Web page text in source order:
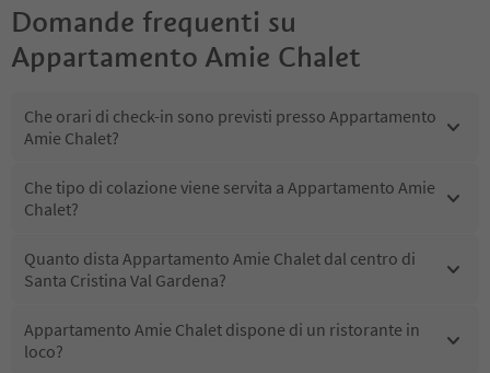
Domande frequenti su
Appartamento Amie Chalet
Che orari di check-in sono previsti presso Appartamento
Amie Chalet?
Che tipo di colazione viene servita a Appartamento Amie
Chalet?
Quanto dista Appartamento Amie Chalet dal centro di
Santa Cristina Val Gardena?
Appartamento Amie Chalet dispone di un ristorante in
loco?